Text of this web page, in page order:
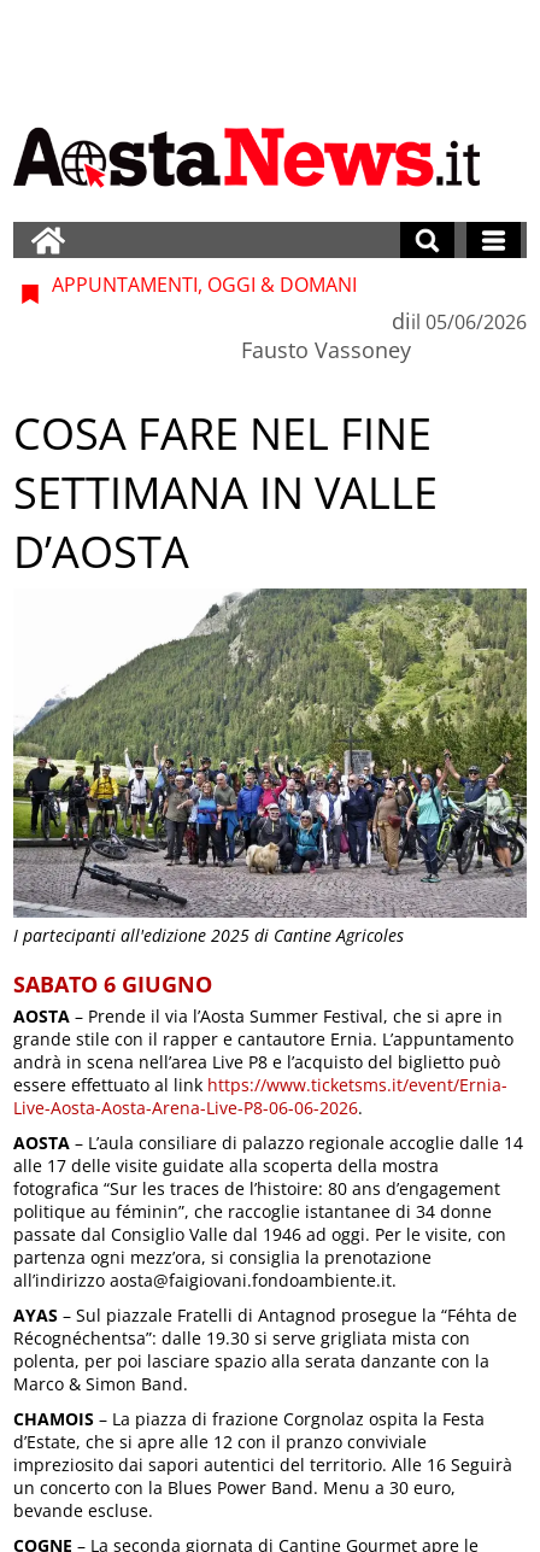
I partecipanti all'edizione 2025 di Cantine Agricoles
APPUNTAMENTI, OGGI & DOMANI
di
Fausto Vassoney
il 05/06/2026
COSA FARE NEL FINE
SETTIMANA IN VALLE
D’AOSTA
SABATO 6 GIUGNO
AOSTA – Prende il via l’Aosta Summer Festival, che si apre in
grande stile con il rapper e cantautore Ernia. L’appuntamento
andrà in scena nell’area Live P8 e l’acquisto del biglietto può
essere effettuato al link https://www.ticketsms.it/event/Ernia-
Live-Aosta-Aosta-Arena-Live-P8-06-06-2026.
AOSTA – L’aula consiliare di palazzo regionale accoglie dalle 14
alle 17 delle visite guidate alla scoperta della mostra
fotografica “Sur les traces de l’histoire: 80 ans d’engagement
politique au féminin”, che raccoglie istantanee di 34 donne
passate dal Consiglio Valle dal 1946 ad oggi. Per le visite, con
partenza ogni mezz’ora, si consiglia la prenotazione
all’indirizzo aosta@faigiovani.fondoambiente.it.
AYAS – Sul piazzale Fratelli di Antagnod prosegue la “Féhta de
Récognéchentsa”: dalle 19.30 si serve grigliata mista con
polenta, per poi lasciare spazio alla serata danzante con la
Marco & Simon Band.
CHAMOIS – La piazza di frazione Corgnolaz ospita la Festa
d’Estate, che si apre alle 12 con il pranzo conviviale
impreziosito dai sapori autentici del territorio. Alle 16 Seguirà
un concerto con la Blues Power Band. Menu a 30 euro,
bevande escluse.
COGNE – La seconda giornata di Cantine Gourmet apre le